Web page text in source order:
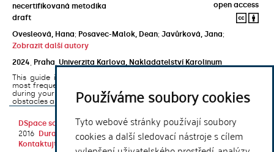
Používáme soubory cookies
Tyto webové stránky používají soubory
cookies a další sledovací nástroje s cílem
necertifikovaná metodika
open access
draft
Ovesleová, Hana; Posavec-Malok, Dean; Javůrková, Jana;
Zobrazit další autory
2024
Praha Univerzita Karlova, Nakladatelství Karolinum
This guide introduces the e-learning support tools that are used
most frequently at Charles University and that you may encounter
during your studies. It will also help you to avoid the most common
obstacles associated ...
DSpace softwarecopyright © 2002-
2016
DuraSpace
Kontaktujte nás
Theme by